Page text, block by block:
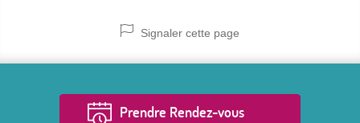
Signaler cette page
Prendre Rendez-vous